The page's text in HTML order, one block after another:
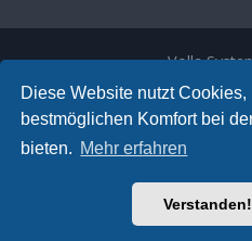
Diese Website nutzt Cookies,
bestmöglichen Komfort bei
bieten. Mehr erfahren
Verstanden!
Volla
Kölner
42897
Telefon:+49
E-Mail:
Ariki Theme